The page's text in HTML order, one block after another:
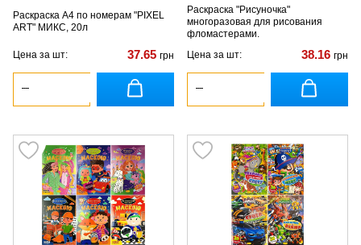
Раскраска А4 по номерам "PIXEL
ART" МИКС, 20л
Цена за шт: 37.65 грн
Раскраска "Рисуночка"
многоразовая для рисования
фломастерами.
Цена за шт:
38.16 грн